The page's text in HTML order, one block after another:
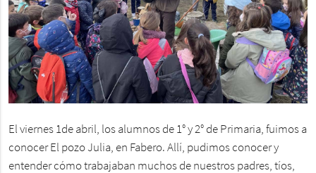
El viernes 1de abril, los alumnos de 1° y 2° de Primaria, fuimos a
conocer El pozo Julia, en Fabero. Allí, pudimos conocer y
entender cómo trabajaban muchos de nuestros padres, tíos,